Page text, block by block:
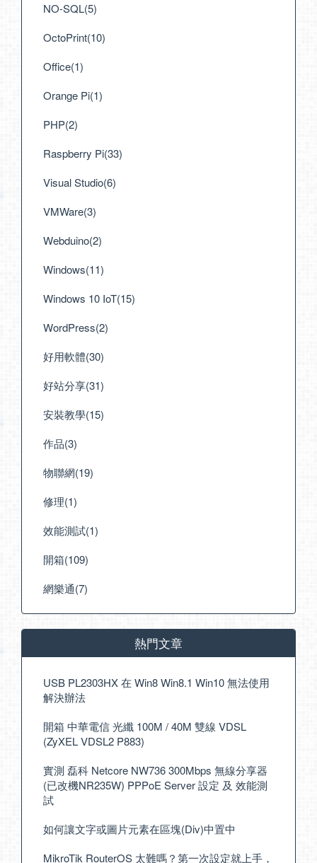
NO-SQL(5)
OctoPrint(10)
Office(1)
Orange Pi(1)
PHP(2)
Raspberry Pi(33)
Visual Studio(6)
VMWare(3)
Webduino(2)
Windows(11)
Windows 10 IoT(15)
WordPress(2)
好用軟體(30)
好站分享(31)
安裝教學(15)
作品(3)
物聯網(19)
修理(1)
效能測試(1)
開箱(109)
網樂通(7)
熱門文章
USB PL2303HX 在 Win8 Win8.1 Win10 無法使用
解決辦法
開箱 中華電信 光纖 100M / 40M 雙線 VDSL
(ZyXEL VDSL2 P883)
實測 磊科 Netcore NW736 300Mbps 無線分享器
(已改機NR235W) PPPoE Server 設定 及 效能測
試
如何讓文字或圖片元素在區塊(Div)中置中
MikroTik RouterOS 太難嗎？第一次設定就上手，